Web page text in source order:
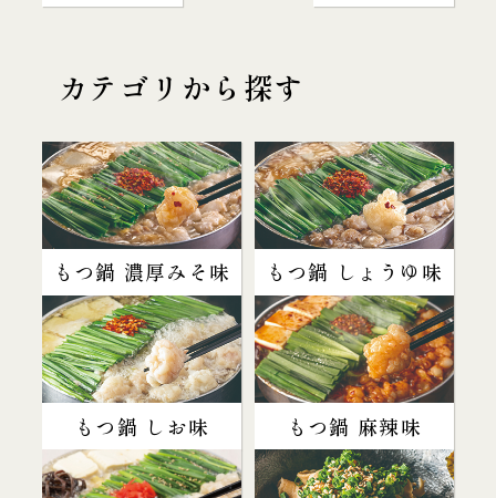
カテゴリから探す
もつ鍋 濃厚みそ味 もつ鍋 しょうゆ味
もつ鍋 しお味 もつ鍋 麻辣味